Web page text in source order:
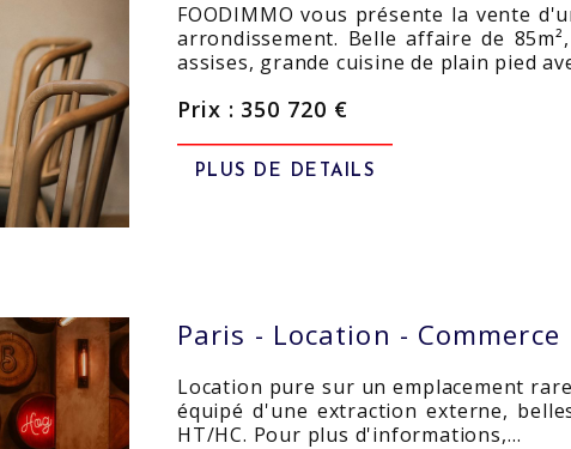
FOODIMMO vous présente la vente
arrondissement. Belle affaire de
assises, grande cuisine de plain pied
Prix : 350 720 €
PLUS DE DETAILS
Paris - Location - Commerce
Location pure sur un emplacement
équipé d'une extraction externe,
HT/HC. Pour plus d'informations,…